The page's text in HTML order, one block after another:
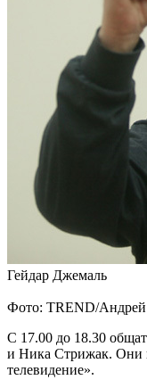
Гейдар Джемаль
Фото: TREND/
С 17.00 до 18.30
и Ника Стрижак. Они
телевидение».